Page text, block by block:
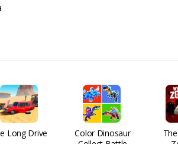
Long Drive
Color Dinosaur